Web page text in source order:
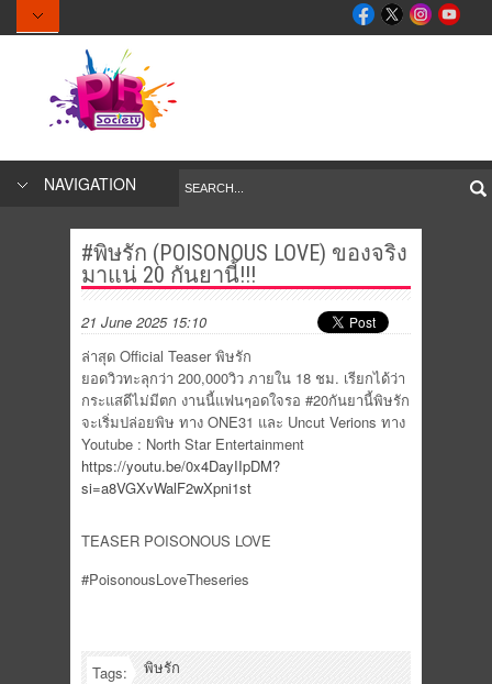
NAVIGATION
#พิษรัก (POISONOUS LOVE) ของจริง
มาแน่ 20 กันยานี้!!!
21 June 2025 15:10
ล่าสุด Official Teaser พิษรัก
ยอดวิวทะลุกว่า 200,000วิว ภายใน 18 ชม. เรียกได้ว่า
กระแสดีไม่มีตก งานนี้แฟนๆอดใจรอ #20กันยานี้พิษรัก
จะเริ่มปล่อยพิษ ทาง ONE31 และ Uncut Verions ทาง
Youtube : North Star Entertainment
https://youtu.be/0x4DayIIpDM?
si=a8VGXvWalF2wXpni1st
TEASER POISONOUS LOVE
#PoisonousLoveTheseries
Tags: พิษรัก